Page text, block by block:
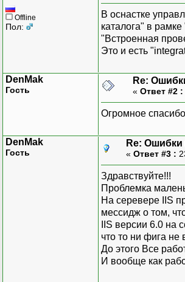
Offline
Пол:
В оснастке
каталога" в
"Встроенная
Это и есть
DenMak
Гость
Re:
« Ответ #2 :
Огромное
DenMak
Гость
Re: Ошибки
« Ответ #3 :
Здравствуйте!!!
Проблемка
На серевере IIS
мессидж о том,
IIS версии 6.0 на
что то ни фига не
До этого Все
И вообще как